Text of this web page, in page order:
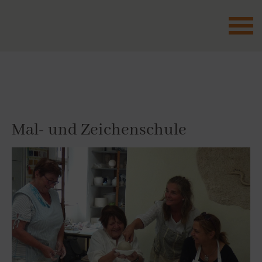
Mal- und Zeichenschule